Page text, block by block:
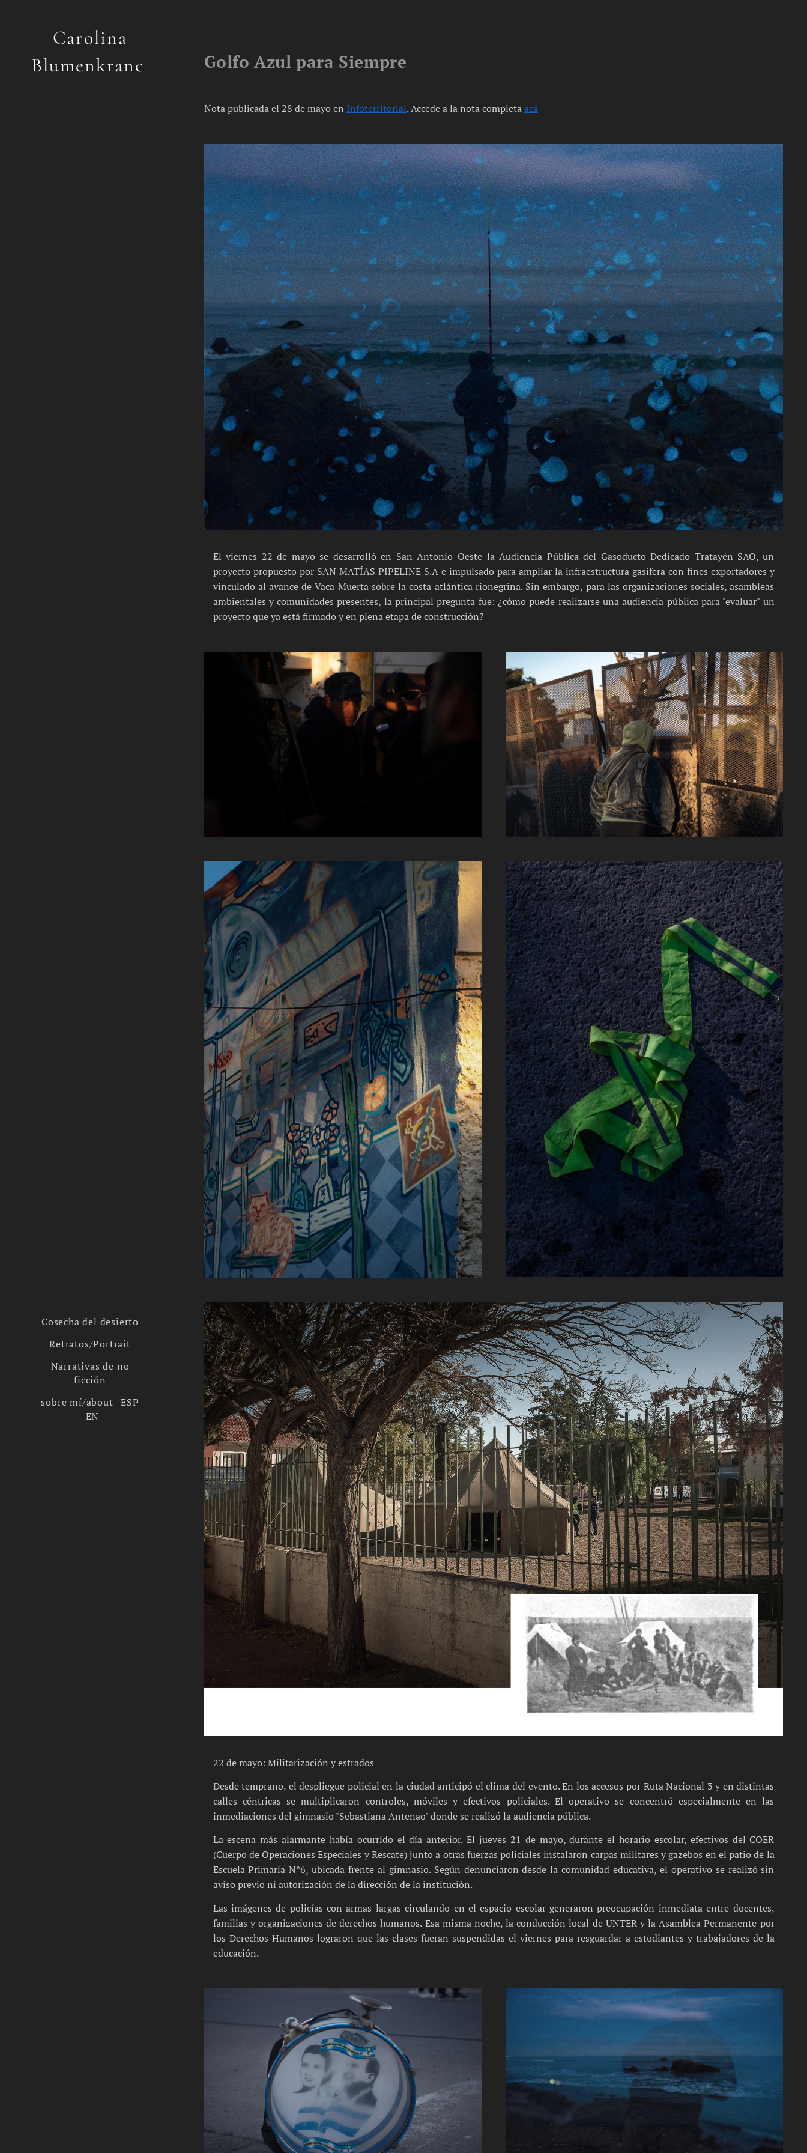
Carolina
Blumenkranc
Cosecha del desierto
Retratos/Portrait
Narrativas de no
ficción
sobre mí/about _ESP
_EN
Golfo Azul para Siempre
Nota publicada el 28 de mayo en Infoterritorial. Accede a la nota completaacá
El viernes 22 de mayo se desarrolló en San Antonio Oeste la Audiencia Pública del Gasoducto Dedicado Tratayén-SAO, un
proyecto propuesto por SAN MATÍAS PIPELINE S.A e impulsado para ampliar la infraestructura gasífera con fines exportadores y
vinculado al avance de Vaca Muerta sobre la costa atlántica rionegrina. Sin embargo, para las organizaciones sociales, asambleas
ambientales y comunidades presentes, la principal pregunta fue: ¿cómo puede realizarse una audiencia pública para "evaluar" un
proyecto que ya está firmado y en plena etapa de construcción?
22 de mayo: Militarización y estrados
Desde temprano, el despliegue policial en la ciudad anticipó el clima del evento. En los accesos por Ruta Nacional 3 y en distintas
calles céntricas se multiplicaron controles, móviles y efectivos policiales. El operativo se concentró especialmente en las
inmediaciones del gimnasio "Sebastiana Antenao" donde se realizó la audiencia pública.
La escena más alarmante había ocurrido el día anterior. El jueves 21 de mayo, durante el horario escolar, efectivos del COER
(Cuerpo de Operaciones Especiales y Rescate) junto a otras fuerzas policiales instalaron carpas militares y gazebos en el patio de la
Escuela Primaria N°6, ubicada frente al gimnasio. Según denunciaron desde la comunidad educativa, el operativo se realizó sin
aviso previo ni autorización de la dirección de la institución.
Las imágenes de policías con armas largas circulando en el espacio escolar generaron preocupación inmediata entre docentes,
familias y organizaciones de derechos humanos. Esa misma noche, la conducción local de UNTER y la Asamblea Permanente por
los Derechos Humanos lograron que las clases fueran suspendidas el viernes para resguardar a estudiantes y trabajadores de la
educación.